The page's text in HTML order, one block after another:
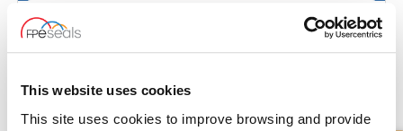
This website uses cookies
This site uses cookies to improve browsing and provide